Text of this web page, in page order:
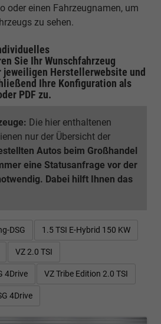
oder einen Fahrzeugnamen, um
zu sehen.
Sie Ihr Wunschfahrzeug
jeweiligen Herstellerwebsite und
Ihre Konfiguration als
PDF zu.
Die hier enthaltenen
nur der Übersicht der
Autos beim Großhandel
eine Statusanfrage vor der
Dabei hilft Ihnen das
DSG 1.5 TSI E-Hybrid 150 KW
VZ 2.0 TSI
4Drive VZ Tribe Edition 2.0 TSI
4Drive